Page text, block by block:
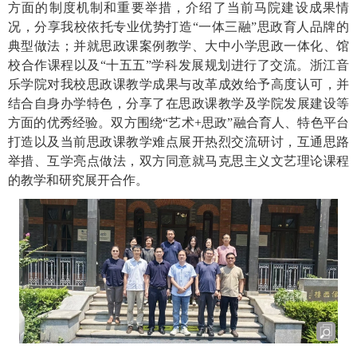
方面的制度机制和重要举措，介绍了当前马院建设成果情
况 ，分享我校依托专业优势打造“一体三融”思政育人品牌的
典型做法； 并就思政课案例教学、大中小学思政一体化、馆
校合作课程以及 “十五五”学科发展规划 进行了交流。 浙江音
乐学院对我校思政课教学成果与改革成效给予高度认可，并
结合自身办学特色，分享了在思政课教学 及学院发展建设等
方面的优秀经验。双方围绕“艺术+思政”融合育人、特色平台
打造 以及当前思政课教学难点展开热烈交流研讨，互通思路
举措、互学亮点做法 ， 双方同意就马克思主义文艺理论课程
的教学和研究展开合作。